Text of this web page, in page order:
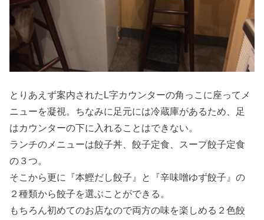
とりあえず案内されたL字カウンターの角っこに座ってメ
ニューを凝視。ちなみに足元には冷蔵庫があるため、足
はカウンターの下に入れることはできない。
ランチのメニューは餃子丼、餃子定食、スープ餃子定食
の３つ。
そこから更に『本鰹だし餃子』と『辛味噌ゆず餃子』の
２種類から餃子を選ぶことができる。
もちろん初めてのお店なので両方の味を楽しめる２色餃